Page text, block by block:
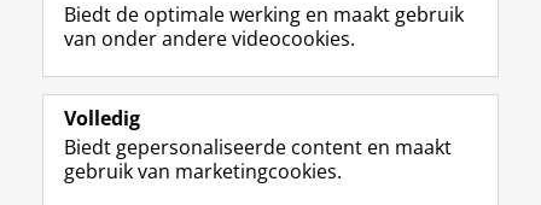
e
b
o
p
a
g
k
e
I
-
p
a
-
f
e
R
i
t
r
m
-
T
e
k
a
Studiekiezers
Alumni
Over ons
Biedt de optimale werking en maakt gebruik
van onder andere videocookies.
Volledig
Biedt gepersonaliseerde content en maakt
gebruik van marketingcookies.